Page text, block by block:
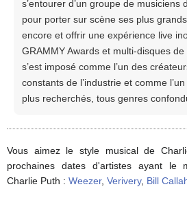
s’entourer d’un groupe de musiciens
pour porter sur scène ses plus
encore et offrir une expérience live
GRAMMY Awards et multi-disques
s’est imposé comme l’un des
constants de l’industrie et comme
plus recherchés, tous genres
Vous aimez le style musical de
prochaines dates d'artistes ayant le
Charlie Puth : Weezer, Verivery, Bill